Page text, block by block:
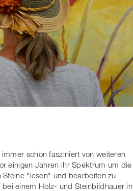
schon fasziniert von weiteren
einigen Jahren ihr Spektrum um die
"lesen" und bearbeiten zu
einem Holz- und Steinbildhauer in